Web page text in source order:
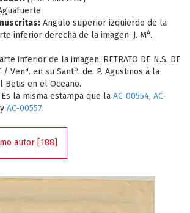
Angulo superior izquierdo de la
inferior derecha de la imagen: J. MA.
inferior de la imagen: RETRATO DE N.S. DE
/ Vena. en su Santo. de. P. Agustinos á la
Betis en el Oceano.
Es la misma estampa que la AC-00554, AC-
y AC-00557.
autor [188]